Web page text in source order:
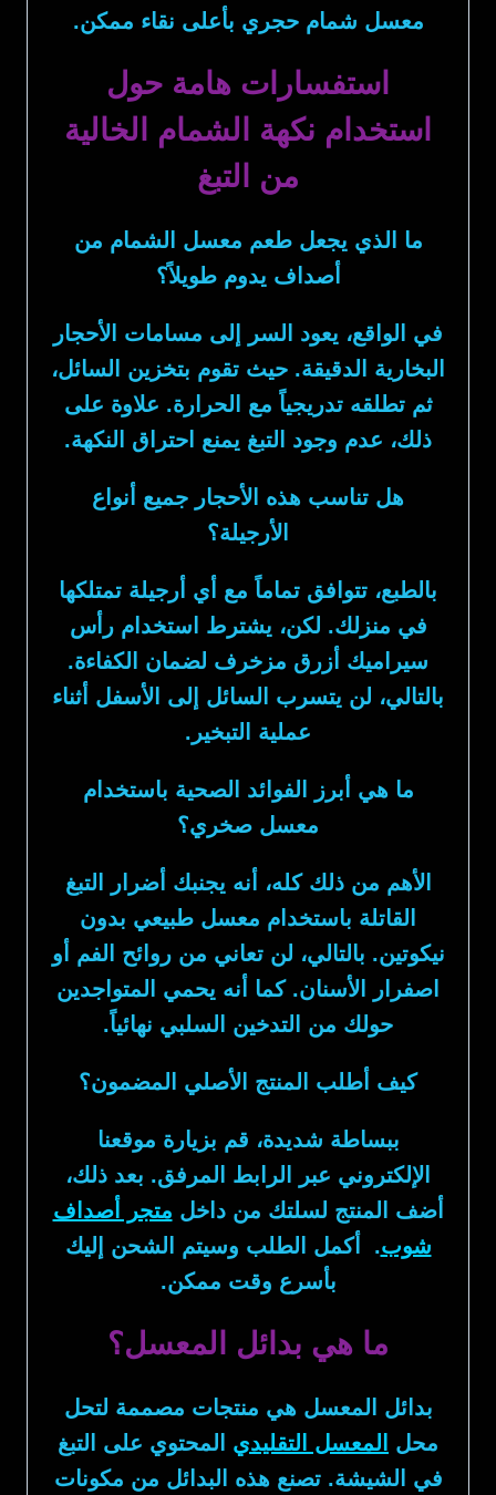
معسل شمام حجري بأعلى نقاء ممكن.
استفسارات هامة حول
استخدام نكهة الشمام الخالية
من التبغ
ما الذي يجعل طعم معسل الشمام من
أصداف يدوم طويلاً؟
في الواقع، يعود السر إلى مسامات الأحجار
البخارية الدقيقة. حيث تقوم بتخزين السائل،
ثم تطلقه تدريجياً مع الحرارة. علاوة على
ذلك، عدم وجود التبغ يمنع احتراق النكهة.
هل تناسب هذه الأحجار جميع أنواع
الأرجيلة؟
بالطبع، تتوافق تماماً مع أي أرجيلة تمتلكها
في منزلك. لكن، يشترط استخدام رأس
سيراميك أزرق مزخرف لضمان الكفاءة.
بالتالي، لن يتسرب السائل إلى الأسفل أثناء
عملية التبخير.
ما هي أبرز الفوائد الصحية باستخدام
معسل صخري؟
الأهم من ذلك كله، أنه يجنبك أضرار التبغ
القاتلة باستخدام معسل طبيعي بدون
نيكوتين. بالتالي، لن تعاني من روائح الفم أو
اصفرار الأسنان. كما أنه يحمي المتواجدين
حولك من التدخين السلبي نهائياً.
كيف أطلب المنتج الأصلي المضمون؟
ببساطة شديدة، قم بزيارة موقعنا
الإلكتروني عبر الرابط المرفق. بعد ذلك،
أضف المنتج لسلتك من داخل متجر أصداف
شوب. أكمل الطلب وسيتم الشحن إليك
بأسرع وقت ممكن.
ما هي بدائل المعسل؟
بدائل المعسل
محل
المعسل التقليدي